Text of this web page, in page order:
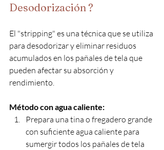
Desodorización ?
El "stripping" es una técnica que se utiliza
para desodorizar y eliminar residuos
acumulados en los pañales de tela que
pueden afectar su absorción y
rendimiento.
Método con agua caliente:
Prepara una tina o fregadero grande
con suficiente agua caliente para
sumergir todos los pañales de tela